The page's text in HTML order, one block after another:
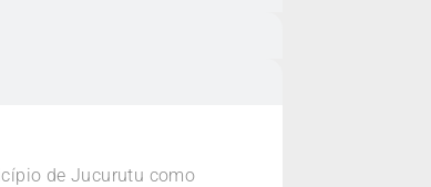
de Jucurutu como